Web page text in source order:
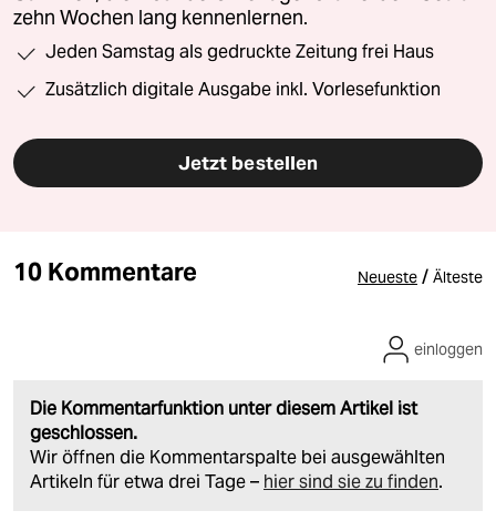
zehn Wochen lang kennenlernen.
Jeden Samstag als gedruckte Zeitung frei Haus
Zusätzlich digitale Ausgabe inkl. Vorlesefunktion
Jetzt bestellen
10 Kommentare Neueste / Älteste
Die Kommentarfunktion unter diesem Artikel ist
geschlossen.
Wir öffnen die Kommentarspalte bei ausgewählten
Artikeln für etwa drei Tage – hier sind sie zu finden.
einloggen